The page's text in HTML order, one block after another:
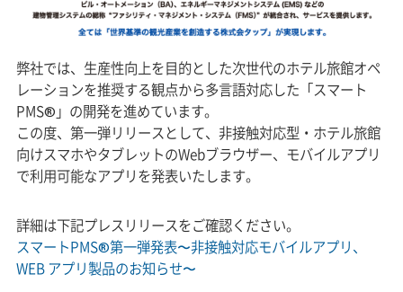
弊社では、生産性向上を目的とした次世代のホテル旅館オペ
レーションを推奨する観点から多言語対応した「スマート
PMS®」の開発を進めています。
この度、第一弾リリースとして、非接触対応型・ホテル旅館
向けスマホやタブレットのWebブラウザー、モバイルアプリ
で利用可能なアプリを発表いたします。
詳細は下記プレスリリースをご確認ください。
スマートPMS®第一弾発表〜非接触対応モバイルアプリ、
WEB アプリ製品のお知らせ〜